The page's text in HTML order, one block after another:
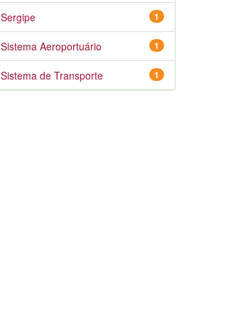
1
Sergipe
1
Sistema Aeroportuário
1
Sistema de Transporte